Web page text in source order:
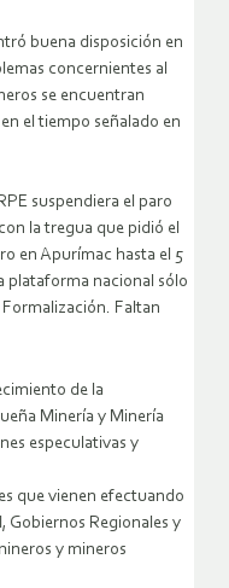
buena disposición en
concernientes al
se encuentran
el tiempo señalado en
suspendiera el paro
la tregua que pidió el
en Apurímac hasta el 5
plataforma nacional sólo
Faltan
de la
Minería y Minería
especulativas y
que vienen efectuando
Gobiernos Regionales y
y mineros